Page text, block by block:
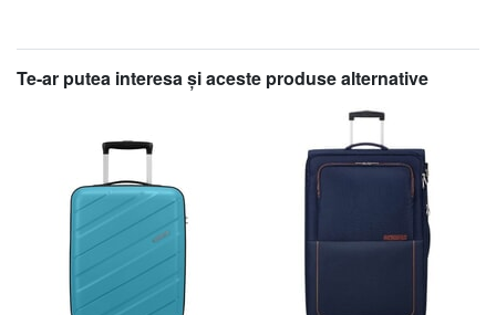
Te-ar putea interesa şi aceste produse alternative